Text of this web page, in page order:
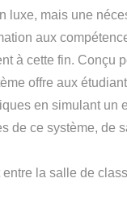
luxe, mais une
aux
à cette fin. Conçu
offre aux
en simulant
de ce système, de
la salle de